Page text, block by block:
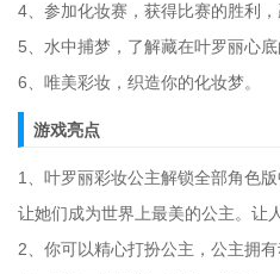
4、参加化妆赛，获得比赛的胜利
5、水中捕梦，了解藏在叶罗丽心底
6、唯美彩妆，织造你的化妆梦。
游戏亮点
1、叶罗丽彩妆公主解锁全部角色
让她们成为世界上最美的公主。让
2、你可以精心打扮公主，公主拥